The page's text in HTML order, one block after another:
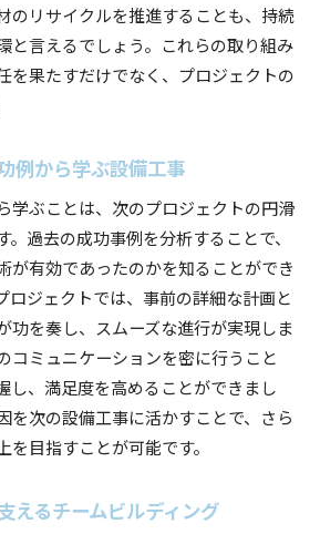
のリサイクルを推進することも、持続
と言えるでしょう。これらの取り組み
を果たすだけでなく、プロジェクトの
例から学ぶ設備工事
学ぶことは、次のプロジェクトの円滑
過去の成功事例を分析することで、
が有効であったのかを知ることができ
ロジェクトでは、事前の詳細な計画と
功を奏し、スムーズな進行が実現しま
コミュニケーションを密に行うこと
し、満足度を高めることができまし
を次の設備工事に活かすことで、さら
を目指すことが可能です。
えるチームビルディング